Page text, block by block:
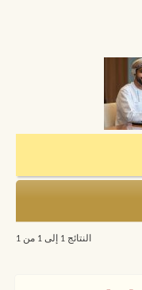
النتائج 1 إلى 1 من 1